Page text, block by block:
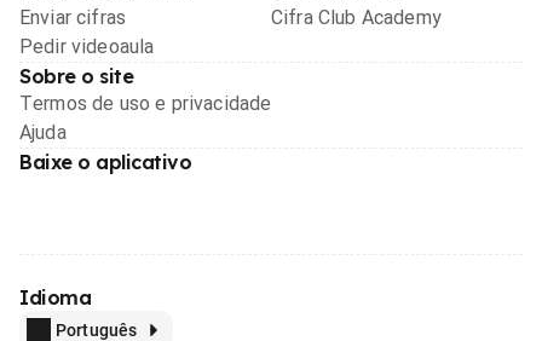
Enviar cifras
Pedir videoaula
Cifra Club Academy
Sobre o site
Termos de uso e privacidade
Ajuda
Baixe o aplicativo
Idioma
Português